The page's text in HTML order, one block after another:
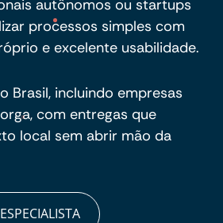
autônomos ou startups
processos simples com
e excelente usabilidade.
Brasil, incluindo empresas
com entregas que
local sem abrir mão da